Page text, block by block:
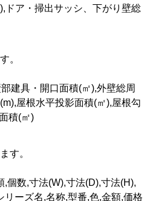
ドア・掃出サッシ、下がり壁総
。
建具・開口面積(㎡),外壁総周
屋根水平投影面積(㎡),屋根勾
積(㎡)
す。
,個数,寸法(W),寸法(D),寸法(H),
リーズ名,名称,型番,色,金額,価格